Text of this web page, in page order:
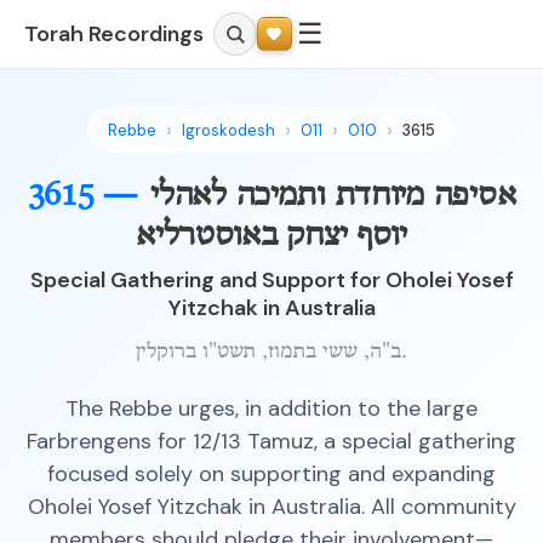
Torah Recordings ☰
Rebbe Igroskodesh 011 010 3615
3615 — אסיפה מיוחדת ותמיכה לאהלי
יוסף יצחק באוסטרליא
Special Gathering and Support for Oholei Yosef
Yitzchak in Australia
ב"ה, ששי בתמוז, תשט"ו ברוקלין.
The Rebbe urges, in addition to the large
Farbrengens for 12/13 Tamuz, a special gathering
focused solely on supporting and expanding
Oholei Yosef Yitzchak in Australia. All community